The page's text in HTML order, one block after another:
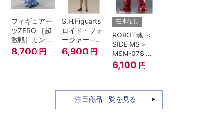
フィギュアー
ツZERO ［超
激戦］モンキ
ー・D・ルフ
ィ -ギア4 三
8,700 円
S.H.Figuarts
ロイド・フォ
ージャー -フ
ォージャー家
のちち-
『SPY×FAMILY』
6,900 円
在庫なし
ROBOT魂 ＜
SIDE MS＞
MSM-07S シ
ャア専用ズゴ
ック ver.
6,100 円
注目商品一覧を見る